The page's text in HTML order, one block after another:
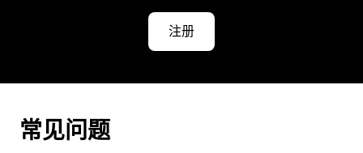
注册
常见问题